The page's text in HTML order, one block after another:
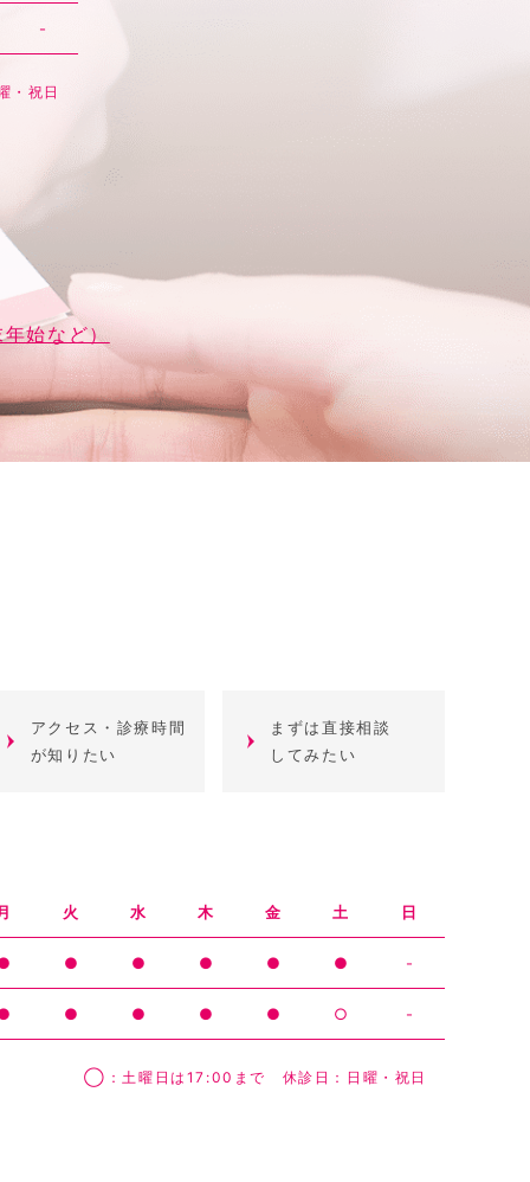
-
祝日
始など）
アクセス・診療時間
が知りたい
まずは直接相談
してみたい
火 水 木 金 土 日
● ● ● ● ● -
● ● ● ● ○ -
◯：土曜日は17:00まで 休診日：日曜・祝日